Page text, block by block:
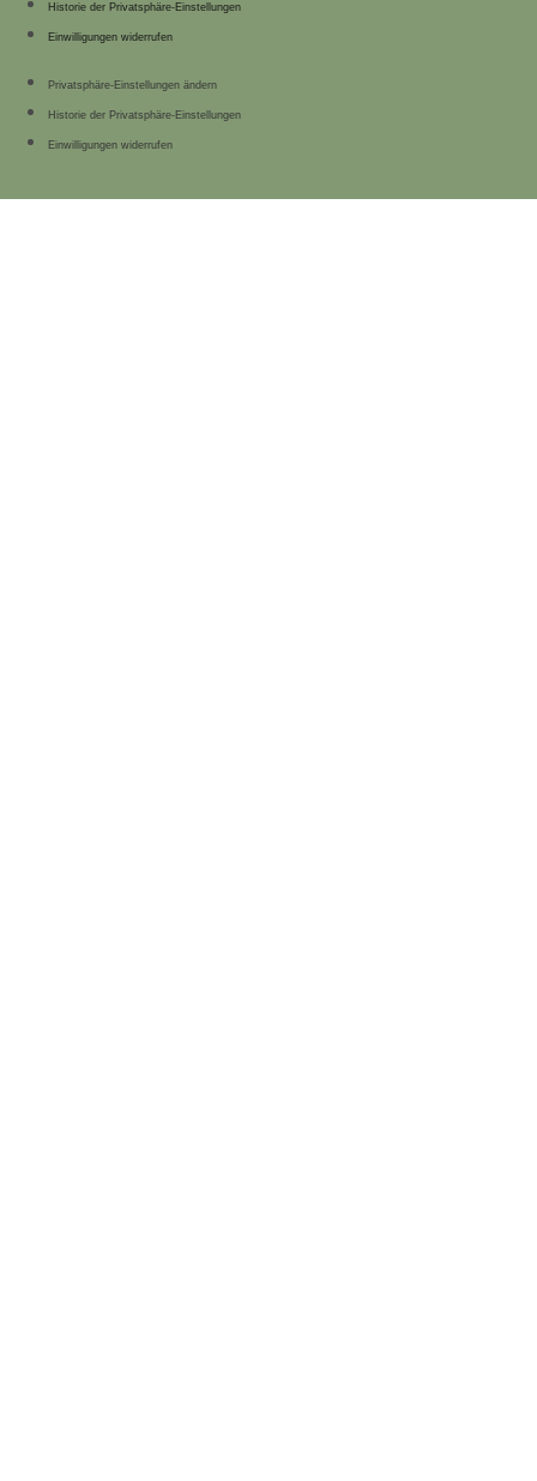
Historie der Privatsphäre-Einstellungen
Einwilligungen widerrufen
Privatsphäre-Einstellungen ändern
Historie der Privatsphäre-Einstellungen
Einwilligungen widerrufen